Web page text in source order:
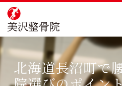
北海道長沼町で